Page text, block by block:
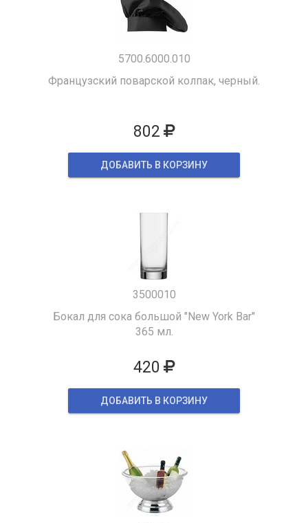
5700.6000.010
Французский поварской колпак, черный.
802
ДОБАВИТЬ В КОРЗИНУ
3500010
Бокал для сока большой "New York Bar"
365 мл.
420
ДОБАВИТЬ В КОРЗИНУ